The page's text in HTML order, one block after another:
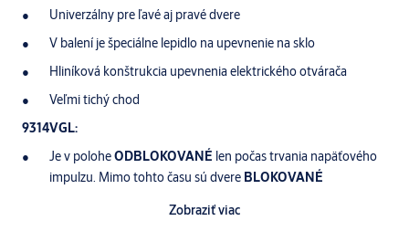
Univerzálny pre ľavé aj pravé dvere
V balení je špeciálne lepidlo na upevnenie na sklo
Hliníková konštrukcia upevnenia elektrického otvárača
Veľmi tichý chod
9314VGL:
Je v poloheODBLOKOVANÉ len počas trvania napäťového
impulzu. Mimo tohto času sú dvere BLOKOVANÉ
Zobraziť viac